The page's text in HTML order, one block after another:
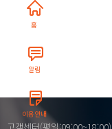
홈
알림
이용안내